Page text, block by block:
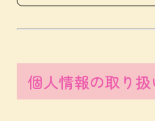
個人情報の取り扱